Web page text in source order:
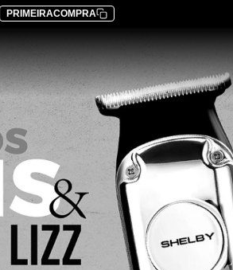
PRIMEIRACOMPRA